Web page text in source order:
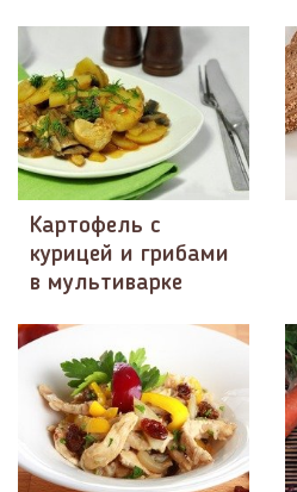
Картофель с
курицей и грибами
в мультиварке